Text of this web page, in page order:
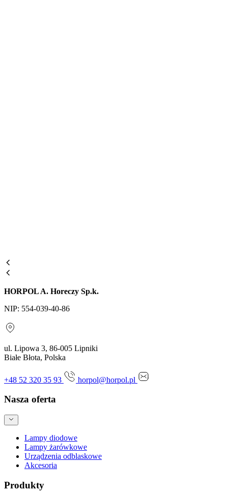
HORPOL A. Horeczy Sp.k.
NIP: 554-039-40-86
ul. Lipowa 3, 86-005 Lipniki
Białe Błota, Polska
+48 52 320 35 93 horpol@horpol.pl
Nasza oferta
Lampy diodowe
Lampy żarówkowe
Urządzenia odblaskowe
Akcesoria
Produkty